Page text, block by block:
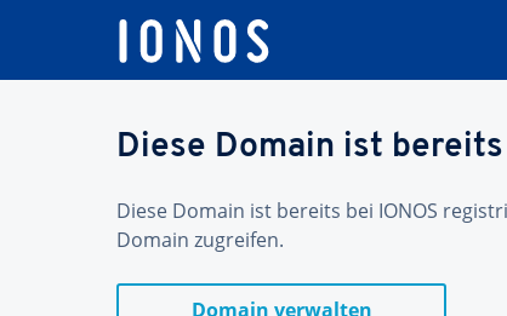
Diese Domain ist
Diese Domain ist bereits bei IONOS
Domain zugreifen.
Domain verwalten